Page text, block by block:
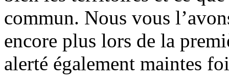
commun. Nous vous
encore plus lors de la
alerté également maintes